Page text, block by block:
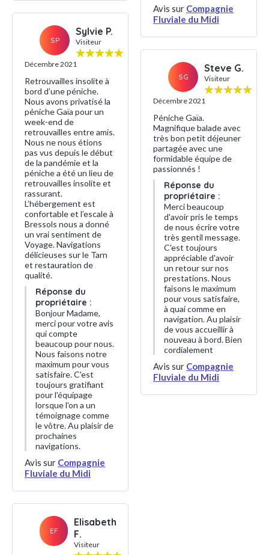
SP
Sylvie P.
Visiteur
Décembre 2021
Retrouvailles insolite à
bord d’une péniche.
Nous avons privatisé la
péniche Gaïa pour un
week-end de
retrouvailles entre amis.
Nous ne nous étions
pas vus depuis le début
de la pandémie et la
péniche a été un lieu de
retrouvailles insolite et
rassurant.
L’hébergement est
confortable et l’escale à
Bressols nous a donné
un vrai sentiment de
Voyage. Navigations
délicieuses sur le Tarn
et restauration de
qualité.
Réponse du
propriétaire :
Bonjour Madame,
merci pour votre avis
qui compte
beaucoup pour nous.
Nous faisons notre
maximum pour vous
satisfaire. C'est
toujours gratifiant
pour l'équipage
lorsque l'on a un
témoignage comme
le vôtre. Au plaisir de
prochaines
navigations.
Avis sur Compagnie
Fluviale du Midi
EF
Elisabeth
F.
Visiteur
Avis sur Compagnie
Fluviale du Midi
SG
Steve G.
Visiteur
Décembre 2021
Péniche Gaïa.
Magnifique balade avec
très bon petit déjeuner
partagée avec une
formidable équipe de
passionnés !
Réponse du
propriétaire :
Merci beaucoup
d'avoir pris le temps
de nous écrire votre
très gentil message.
C'est toujours
appréciable d'avoir
un retour sur nos
prestations. Nous
faisons le maximum
pour vous satisfaire,
à quai comme en
navigation. Au plaisir
de vous accueillir à
nouveau à bord. Bien
cordialement
Avis sur Compagnie
Fluviale du Midi